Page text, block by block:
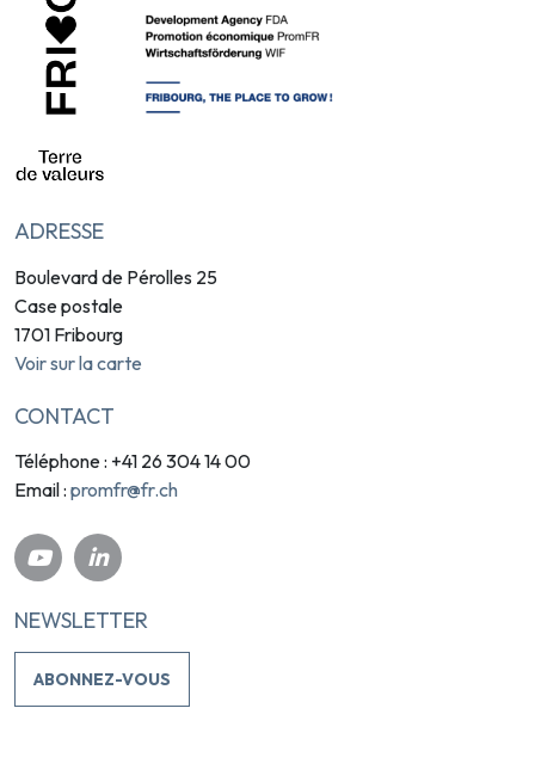
ADRESSE
Boulevard de Pérolles 25
Case postale
1701 Fribourg
Voir sur la carte
CONTACT
Téléphone : +41 26 304 14 00
Email : promfr@fr.ch
NEWSLETTER
ABONNEZ-VOUS